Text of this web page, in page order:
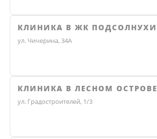
КЛИНИКА В ЖК ПОДСОЛНУХИ
ул. Чичерина, 34А
КЛИНИКА В ЛЕСНОМ ОСТРОВЕ
ул. Градостроителей, 1/3